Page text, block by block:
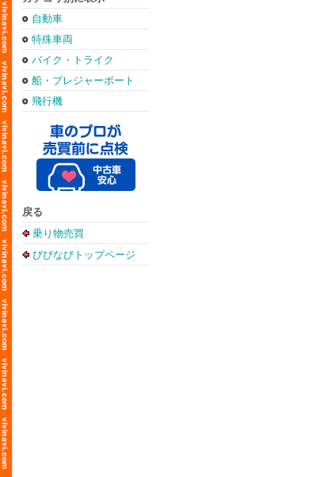
自動車
特殊車両
バイク・トライク
船・プレジャーボート
飛行機
戻る
乗り物売買
びびなびトップページ